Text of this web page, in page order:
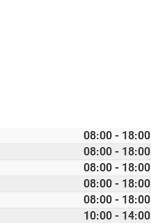
08:00 - 18:00
08:00 - 18:00
08:00 - 18:00
08:00 - 18:00
08:00 - 18:00
10:00 - 14:00